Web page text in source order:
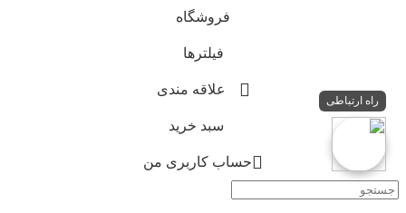
فروشگاه
فیلترها
علاقه مندی
سبد خرید
حساب کاربری من
راه ارتباطی